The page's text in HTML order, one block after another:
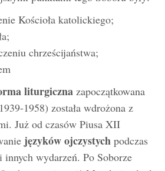
Kościoła katolickiego;
chrześcijaństwa;
liturgiczna zapoczątkowana
1958) została wdrożona z
Już od czasów Piusa XII
języków ojczystych podczas
wydarzeń. Po Soborze